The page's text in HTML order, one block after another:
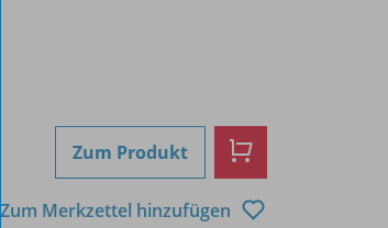
Zum Produkt
Zum Merkzettel hinzufügen